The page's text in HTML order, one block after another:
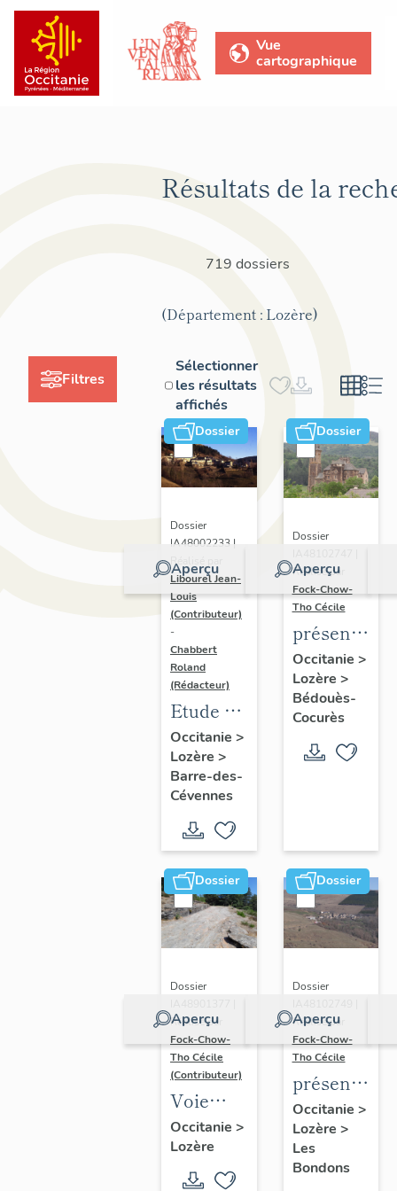
Vue
cartographique
Filtres
Résultats de la
719 dossiers
(Département : Lozère)
Sélectionner
les résultats
affichés
Dossier
Aperçu
Dossier
IA48002233 |
Réalisé par
Libourel Jean-
Louis
(Contributeur)
-
Chabbert
Roland
(Rédacteur)
Etude de
la
commune
de Barre-
Cevennes
Occitanie >
Lozère >
Barre-des-
Cévennes
Dossier
Aperçu
Dossier
Réalisé par
Fock-Chow-
Tho Cécile
de
l'ancienne
commune
Bédouès
Occitanie >
Lozère >
Bédouès-
Cocurès
Dossier
Aperçu
Dossier
Réalisé par
Fock-Chow-
Tho Cécile
(Contributeur)
Voie
royale
de
Fontmort
Occitanie >
Lozère
Dossier
Aperçu
Dossier
Réalisé par
Fock-Chow-
Tho Cécile
de la
commune
des
Occitanie >
Lozère >
Les
Bondons